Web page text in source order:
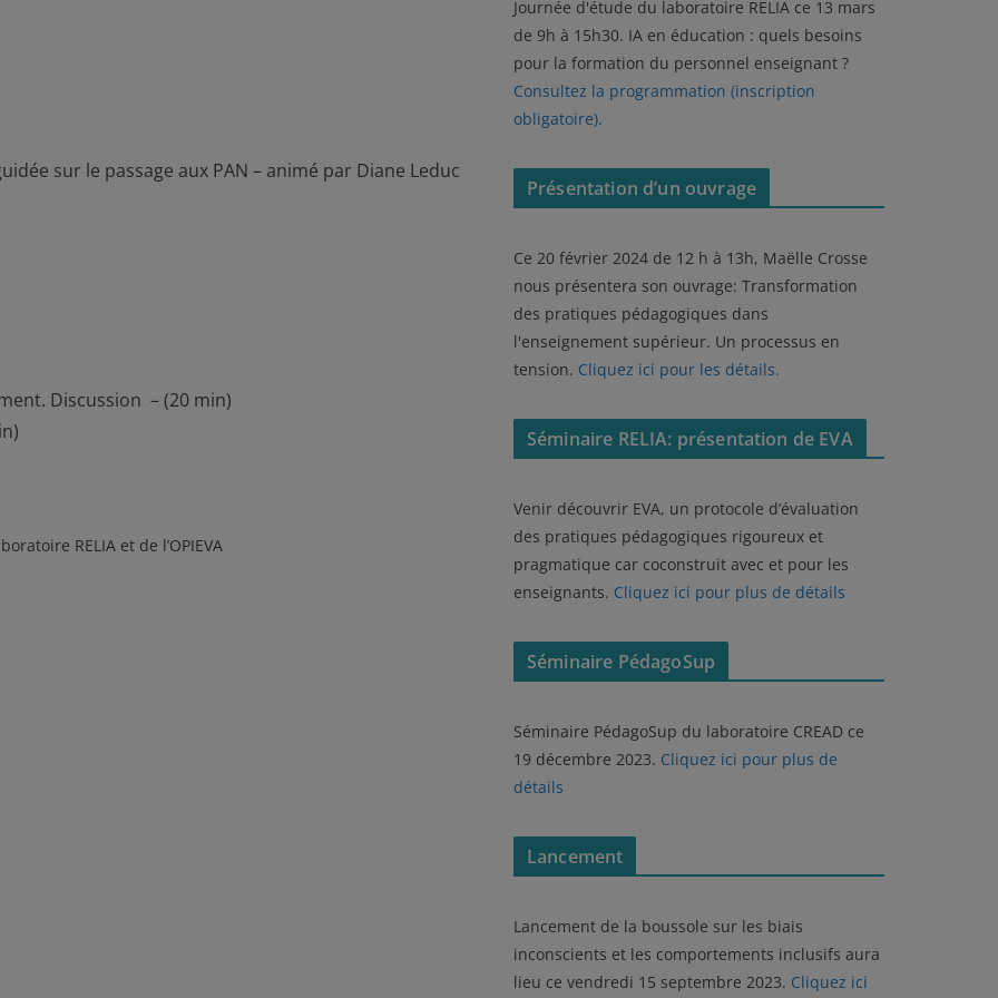
sur le passage aux PAN – animé par Diane Leduc
Discussion – (20 min)
RELIA et de l’OPIEVA
Journée d'étude du laboratoire RELIA ce 13 mars
de 9h à 15h30. IA en éducation : quels besoins
pour la formation du personnel enseignant ?
Consultez la programmation (inscription
obligatoire).
Présentation d’un ouvrage
Ce 20 février 2024 de 12 h à 13h, Maëlle Crosse
nous présentera son ouvrage: Transformation
des pratiques pédagogiques dans
l'enseignement supérieur. Un processus en
tension. Cliquez ici pour les détails.
Séminaire RELIA: présentation de EVA
Venir découvrir EVA, un protocole d’évaluation
des pratiques pédagogiques rigoureux et
pragmatique car coconstruit avec et pour les
enseignants. Cliquez ici pour plus de détails
Séminaire PédagoSup
Séminaire PédagoSup du laboratoire CREAD ce
19 décembre 2023. Cliquez ici pour plus de
détails
Lancement
Lancement de la boussole sur les biais
inconscients et les comportements inclusifs aura
lieu ce vendredi 15 septembre 2023. Cliquez ici